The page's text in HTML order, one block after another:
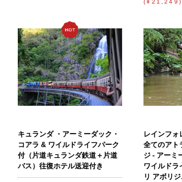
(¥21,249)
キュランダ ・アーミーダック・
コアラ & ワイルドライフパーク
付（片道キュランダ鉄道＋片道
バス）往復ホテル送迎付き
レインフォ
全てのアト
ジ - アーミ
ワイルドラ
リ アボリ